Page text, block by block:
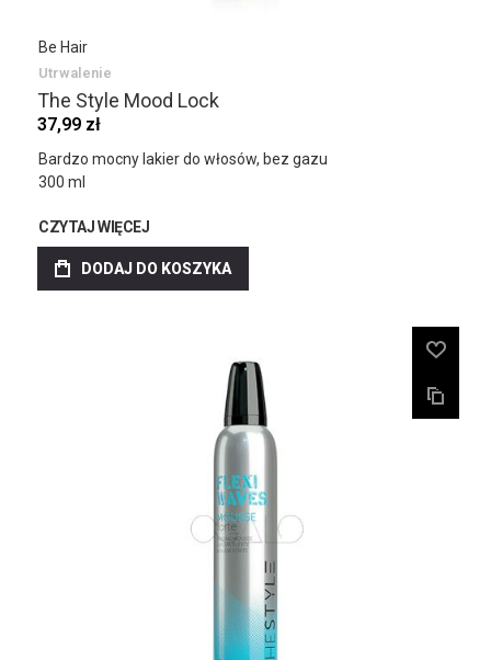
Be Hair
Utrwalenie
The Style Mood Lock
37,99 zł
Bardzo mocny lakier do włosów, bez gazu
300 ml
CZYTAJ WIĘCEJ
DODAJ DO KOSZYKA